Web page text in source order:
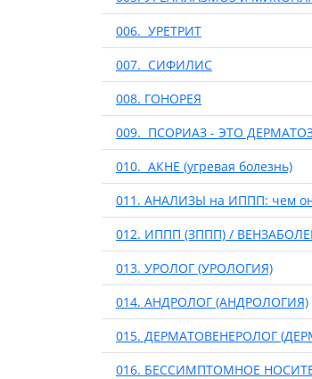
006. УРЕТРИТ
007. СИФИЛИС
008. ГОНОРЕЯ
009. ПСОРИАЗ - ЭТО
010. АКНЕ (угревая болезнь)
011. АНАЛИЗЫ на ИППП: чем
012. ИППП (ЗППП) /
013. УРОЛОГ (УРОЛОГИЯ)
014. АНДРОЛОГ (АНДРОЛОГИЯ)
015. ДЕРМАТОВЕНЕРОЛОГ
016. БЕССИМПТОМНОЕ